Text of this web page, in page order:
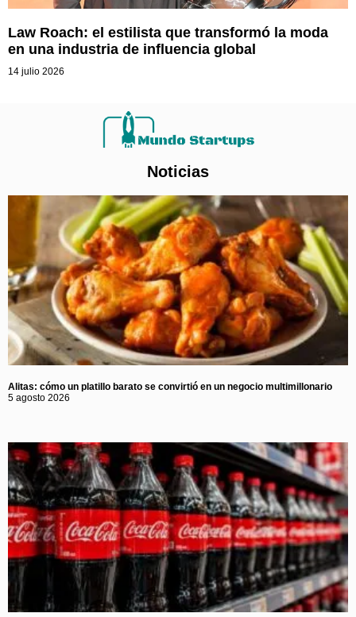
Law Roach: el estilista que transformó la moda
en una industria de influencia global
14 julio 2026
Noticias
Alitas: cómo un platillo barato se convirtió en un negocio multimillonario
5 agosto 2026